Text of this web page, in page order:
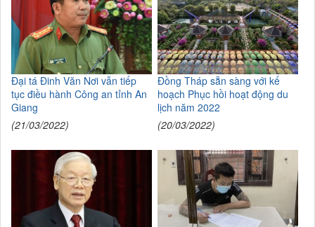
Đại tá Đinh Văn Nơi vẫn tiếp
tục điều hành Công an tỉnh An
Giang
(21/03/2022)
Đồng Tháp sẵn sàng với kế
hoạch Phục hồi hoạt động du
lịch năm 2022
(20/03/2022)